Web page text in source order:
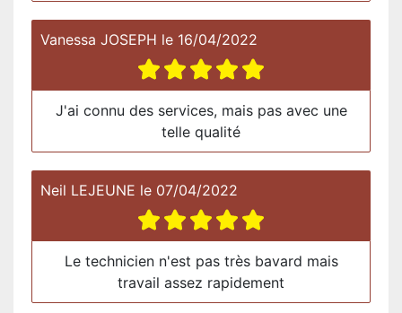
Vanessa JOSEPH le 16/04/2022
J'ai connu des services, mais pas avec une
telle qualité
Neil LEJEUNE le 07/04/2022
Le technicien n'est pas très bavard mais
travail assez rapidement